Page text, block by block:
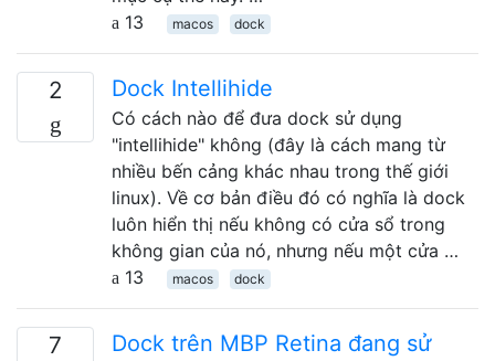
13
macos dock
2 Dock Intellihide
Có cách nào để đưa dock sử dụng
"intellihide" không (đây là cách mang từ
nhiều bến cảng khác nhau trong thế giới
linux). Về cơ bản điều đó có nghĩa là dock
luôn hiển thị nếu không có cửa sổ trong
không gian của nó, nhưng nếu một cửa …
13
macos dock
7
Dock trên MBP Retina đang sử